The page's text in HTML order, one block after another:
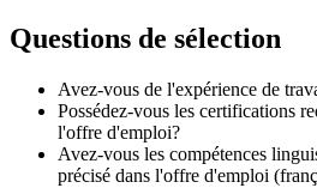
Questions de sélection
Avez-vous de l'expérience de
Possédez-vous les certifications
l'offre d'emploi?
Avez-vous les compétences
précisé dans l'offre d'emploi